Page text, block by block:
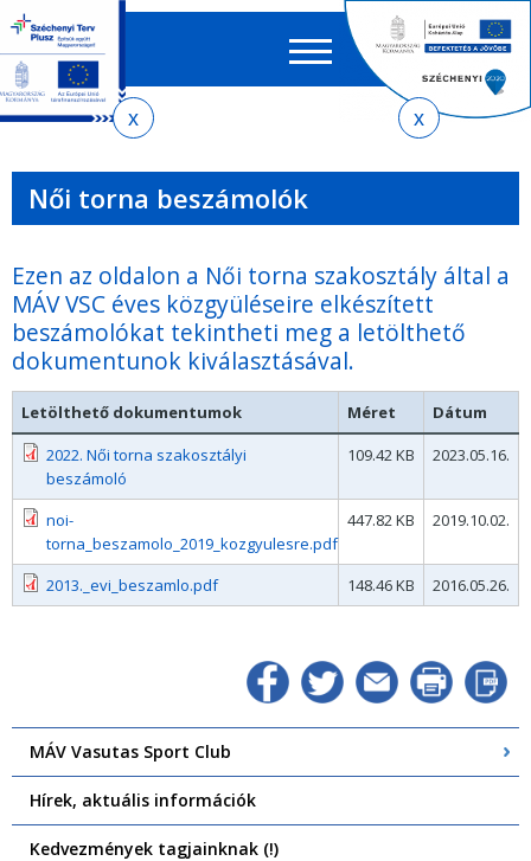
almenühöz
tartalomra
oldaltérképre
EN HU
űrlap
Női torna beszámolók
Ezen az oldalon a Női torna szakosztály által a
MÁV VSC éves közgyüléseire elkészített
beszámolókat tekintheti meg a letölthető
dokumentunok kiválasztásával.
Letölthető dokumentumok Méret
Dátum
2022. Női torna szakosztályi
beszámoló
109.42 KB 2023.05.16.
noi-
torna_beszamolo_2019_kozgyulesre.pdf
447.82 KB 2019.10.02.
2013._evi_beszamlo.pdf 148.46 KB 2016.05.26.
MÁV Vasutas Sport Club
Hírek, aktuális információk
Kedvezmények tagjainknak (!)